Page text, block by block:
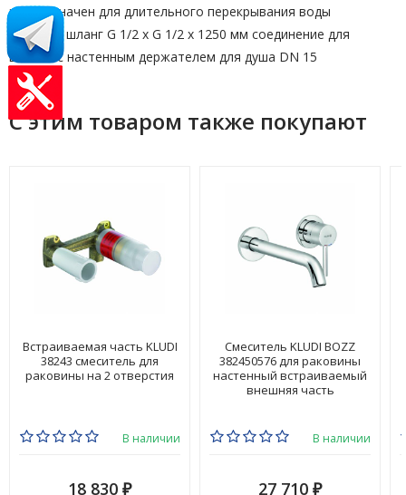
предназначен для длительного перекрывания воды
душевой шланг G 1/2 x G 1/2 x 1250 мм соединение для
шланга с настенным держателем для душа DN 15
С этим товаром также покупают
Встраиваемая часть KLUDI
38243 смеситель для
раковины на 2 отверстия
В наличии
18 830 ₽
Смеситель KLUDI BOZZ
382450576 для раковины
настенный встраиваемый
внешняя часть
В наличии
27 710 ₽